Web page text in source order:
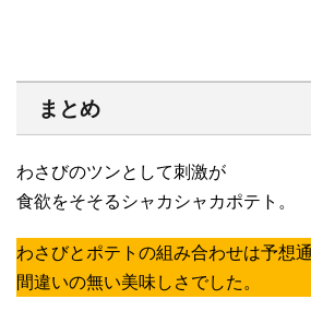
まとめ
わさびのツンとして刺激が
食欲をそそるシャカシャカポテト。
わさびとポテトの組み合わせは予想
間違いの無い美味しさでした。